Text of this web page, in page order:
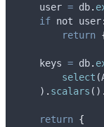
user = db.
if not user:
return
keys = db.
select (
    )
. scalars () .
return {